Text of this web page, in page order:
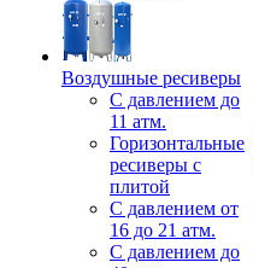
Воздушные ресиверы
С давлением до
11 атм.
Горизонтальные
ресиверы с
плитой
С давлением от
16 до 21 атм.
С давлением до